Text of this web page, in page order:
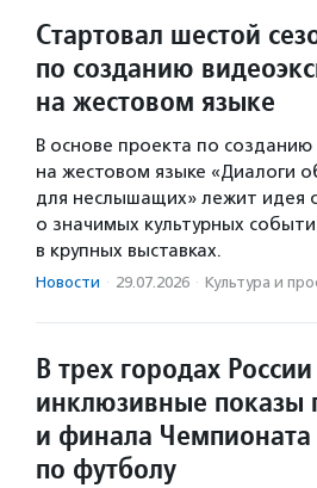
Стартовал шестой
по созданию
на жестовом языке
В основе проекта по созданию
на жестовом языке «Диалоги
для неслышащих» лежит идея
о значимых культурных
в крупных выставках.
Новости · 29.07.2026 · Культура и
В трех городах
инклюзивные показы
и финала
по футболу